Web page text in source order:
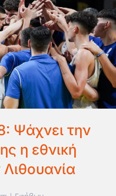
Ψάχνει την
η εθνική